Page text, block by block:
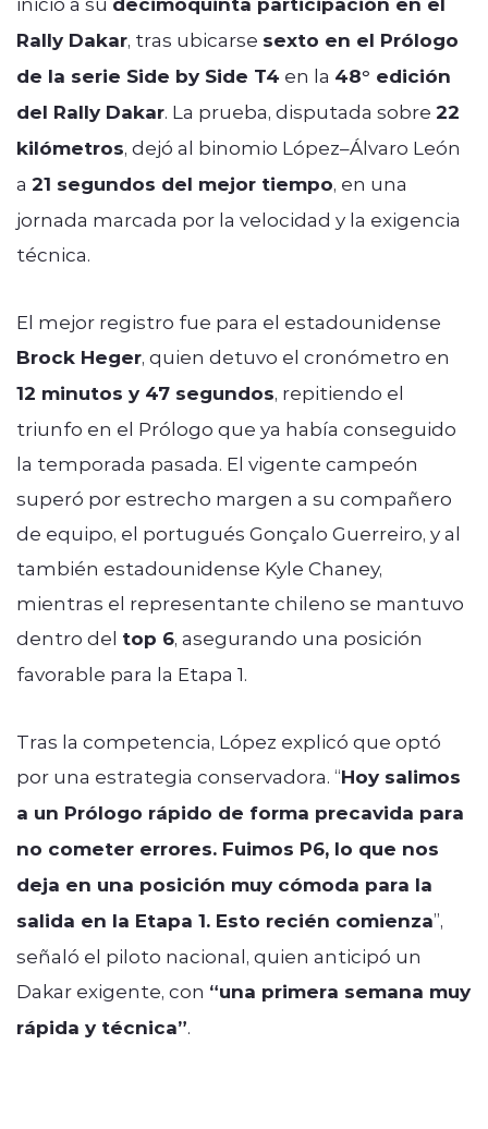
Rally Dakar, tras ubicarse sexto en el Prólogo
de la serie Side by Side T4 en la 48° edición
del Rally Dakar. La prueba, disputada sobre 22
kilómetros, dejó al binomio López–Álvaro León
a 21 segundos del mejor tiempo, en una
jornada marcada por la velocidad y la exigencia
técnica.
El mejor registro fue para el estadounidense
Brock Heger, quien detuvo el cronómetro en
12 minutos y 47 segundos, repitiendo el
triunfo en el Prólogo que ya había conseguido
la temporada pasada. El vigente campeón
superó por estrecho margen a su compañero
de equipo, el portugués Gonçalo Guerreiro, y al
también estadounidense Kyle Chaney,
mientras el representante chileno se mantuvo
dentro del top 6, asegurando una posición
favorable para la Etapa 1.
Tras la competencia, López explicó que optó
por una estrategia conservadora. “Hoy salimos
a un Prólogo rápido de forma precavida para
no cometer errores. Fuimos P6, lo que nos
deja en una posición muy cómoda para la
salida en la Etapa 1. Esto recién comienza”,
señaló el piloto nacional, quien anticipó un
Dakar exigente, con “una primera semana muy
rápida y técnica”.